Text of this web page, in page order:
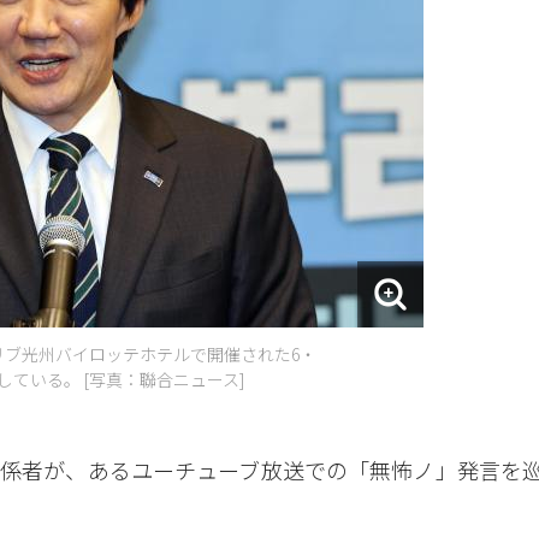
光州バイロッテホテルで開催された6・
ている。 [写真：聯合ニュース]
者が、あるユーチューブ放送での「無怖ノ」発言を